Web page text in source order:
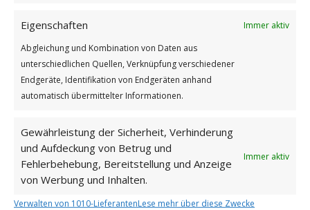
Eigenschaften
Immer aktiv
Abgleichung und Kombination von Daten aus
unterschiedlichen Quellen, Verknüpfung verschiedener
Endgeräte, Identifikation von Endgeräten anhand
automatisch übermittelter Informationen.
Gewährleistung der Sicherheit, Verhinderung
und Aufdeckung von Betrug und
Fehlerbehebung, Bereitstellung und Anzeige
von Werbung und Inhalten.
Immer aktiv
Verwalten von 1010-LieferantenLese mehr über diese Zwecke